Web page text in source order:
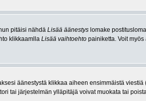
pitäisi nähdä Lisää äänestys lomake
klikkaamlla Lisää vaihtoehto painiketta. Voit
äänestystä klikkaa aiheen ensimmäistä
tai järjestelmän ylläpitäjä voivat muokata tai